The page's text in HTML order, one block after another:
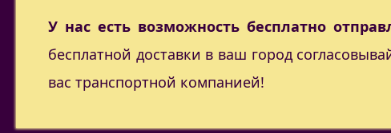
У нас есть возможность бесплатно
бесплатной доставки в ваш город
вас транспортной компанией!